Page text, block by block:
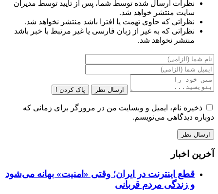
نظرات ارسال شده توسط شما، پس از تایید توسط مدیران
سایت منتشر خواهد شد.
نظراتی که حاوی تهمت یا افترا باشد منتشر نخواهد شد.
نظراتی که به غیر از زبان فارسی یا غیر مرتبط با خبر باشد
منتشر نخواهد شد.
ارسال نظر پاک کردن !
ذخیره نام، ایمیل و وبسایت من در مرورگر برای زمانی که
دوباره دیدگاهی می‌نویسم.
آخرین اخبار
قطع اینترنت در ایران؛ وقتی «امنیت» بهانه می‌شود
و زندگی مردم قربانی